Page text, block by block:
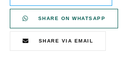
SHARE ON WHATSAPP
SHARE VIA EMAIL